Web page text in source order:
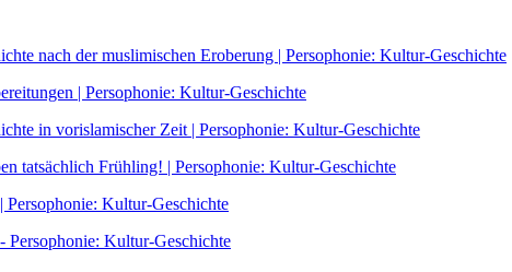
nach der muslimischen Eroberung | Persophonie: Kultur-Geschichte
| Persophonie: Kultur-Geschichte
in vorislamischer Zeit | Persophonie: Kultur-Geschichte
tatsächlich Frühling! | Persophonie: Kultur-Geschichte
Kultur-Geschichte
Persophonie: Kultur-Geschichte